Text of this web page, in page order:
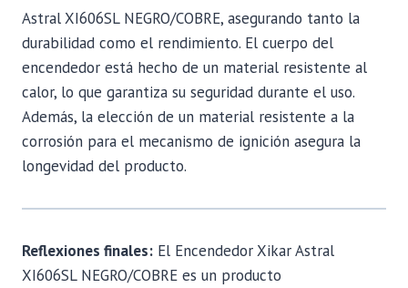
Astral XI606SL NEGRO/COBRE, asegurando tanto la
durabilidad como el rendimiento. El cuerpo del
encendedor está hecho de un material resistente al
calor, lo que garantiza su seguridad durante el uso.
Además, la elección de un material resistente a la
corrosión para el mecanismo de ignición asegura la
longevidad del producto.
Reflexiones finales: El Encendedor Xikar Astral
XI606SL NEGRO/COBRE es un producto